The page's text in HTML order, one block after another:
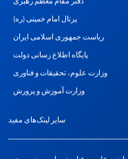
پرتال امام خمینی (ره)
ریاست جمهوری اسلامی ایران
پایگاه اطلاع رسانی دولت
وزارت علوم، تحقیقات و فناوری
وزارت آموزش و پرورش
سایر لینک‌های مفید